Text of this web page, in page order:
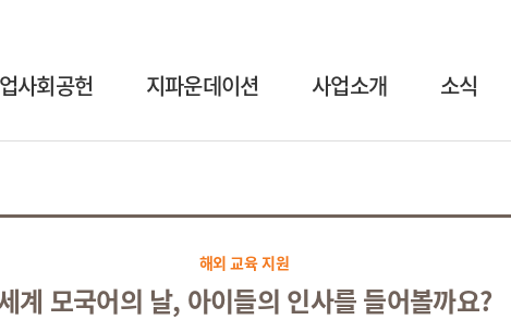
사회공헌 지파운데이션 사업소개 소식
해외 교육 지원
계 모국어의 날, 아이들의 인사를 들어볼까요?